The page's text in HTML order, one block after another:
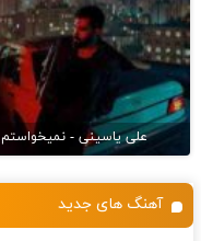
علی یاسینی - نمیخواستم
آهنگ های جدید